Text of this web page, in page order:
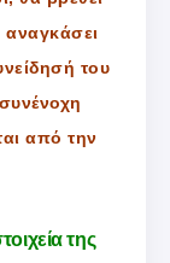
του
από την
της